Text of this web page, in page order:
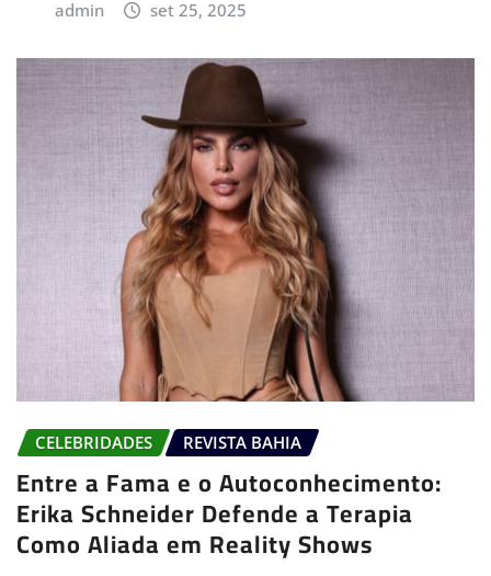
admin set 25, 2025
CELEBRIDADES REVISTA BAHIA
Entre a Fama e o Autoconhecimento:
Erika Schneider Defende a Terapia
Como Aliada em Reality Shows